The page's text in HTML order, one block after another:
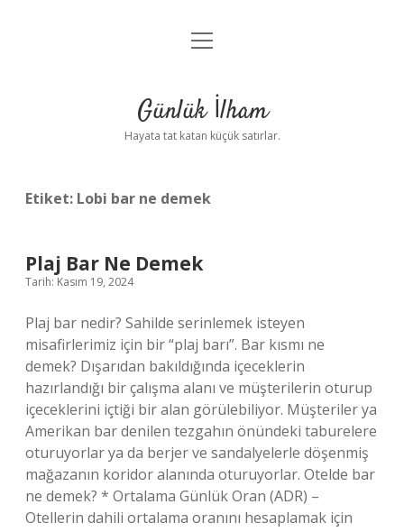
Anasayfa
Yasal Uyarı
menüyü
Günlük İlham
Hayata tat katan küçük satırlar.
Etiket: Lobi bar ne demek
Plaj Bar Ne Demek
Tarih: Kasım 19, 2024
Plaj bar nedir? Sahilde serinlemek isteyen
misafirlerimiz için bir “plaj barı”. Bar kısmı ne
demek? Dışarıdan bakıldığında içeceklerin
hazırlandığı bir çalışma alanı ve müşterilerin oturup
içeceklerini içtiği bir alan görülebiliyor. Müşteriler ya
Amerikan bar denilen tezgahın önündeki taburelere
oturuyorlar ya da berjer ve sandalyelerle döşenmiş
mağazanın koridor alanında oturuyorlar. Otelde bar
ne demek? * Ortalama Günlük Oran (ADR) –
Otellerin dahili ortalama oranını hesaplamak için